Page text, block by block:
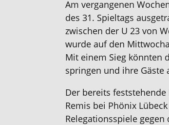
Am vergangenen
des 31. Spieltags
zwischen der U 23 von
wurde auf den
Mit einem Sieg könnten
springen und ihre Gäste
Der bereits feststehende
Remis bei Phönix
Relegationsspiele